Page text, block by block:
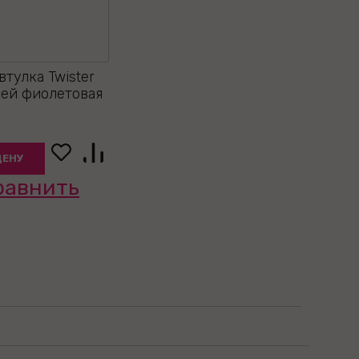
Twister
фиолетовая